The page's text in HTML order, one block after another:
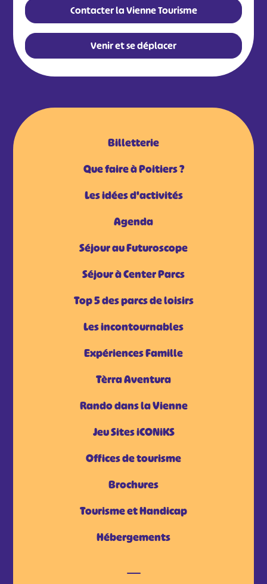
Contacter la Vienne Tourisme
Venir et se déplacer
Billetterie
Que faire à Poitiers ?
Les idées d'activités
Agenda
Séjour au Futuroscope
Séjour à Center Parcs
Top 5 des parcs de loisirs
Les incontournables
Expériences Famille
Tèrra Aventura
Rando dans la Vienne
Jeu Sites iCONiKS
Offices de tourisme
Brochures
Tourisme et Handicap
Hébergements